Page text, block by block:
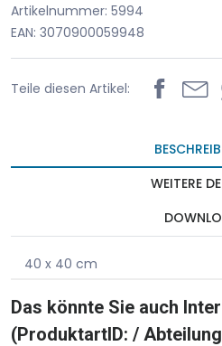
Artikelnummer: 5994
EAN: 3070900059948
Teile diesen Artikel:
WEITERE
40 x 40 cm
Das könnte Sie auch
(ProduktartID: /